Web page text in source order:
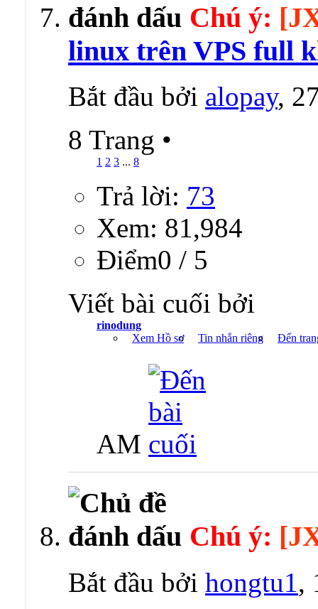
Chú ý:
linux trên VPS full
Bắt đầu bởi alopay,
8 Trang •
1 2 3 ... 8
Trả lời: 73
Xem: 81,984
Ðiểm0 / 5
Viết bài cuối bởi
rinodung
Xem Hồ sơ
Tin nhắn riêng Đến
AM
Chú ý:
Bắt đầu bởi hongtu1,